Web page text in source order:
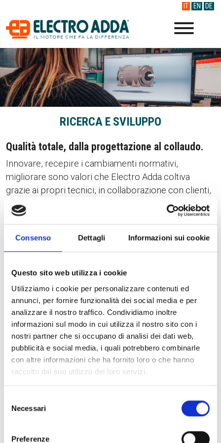
Consenso Dettagli Informazioni sui cookie
Questo sito web utilizza i cookie
Utilizziamo i cookie per personalizzare contenuti ed
annunci, per fornire funzionalità dei social media e per
analizzare il nostro traffico. Condividiamo inoltre
informazioni sul modo in cui utilizza il nostro sito con i
nostri partner che si occupano di analisi dei dati web,
pubblicità e social media, i quali potrebbero combinarle
con altre informazioni che ha fornito loro o che hanno
raccolto dal suo utilizzo dei loro servizi.
delNecessari
Preferenze
IT EN DE
RICERCA E SVILUPPO
Qualità totale, dalla progettazione al collaudo.
Innovare, recepire i cambiamenti normativi,
migliorare sono valori che Electro Adda coltiva
grazie ai propri tecnici, in collaborazione con clienti,
fornitori e le eccellenze universitarie italiane.
Progettazione parametrica 3D, calcolo elettrico
metodi innovativi, miglioramento dei processi
argomenti di ricerca e sviluppo sul quale la nostra
ingegneria sta operando.
Un mercato in continua evoluzione è il terreno su cui
Electro Adda si confronta ogni giorno, sotto il profilo
progettuale, organizzativo, tecnologico e produttivo.
Un impulso a progredire che si traduce in importanti
investimenti in ricerca e sviluppo, per essere
sempre all’altezza di una clientela internazionale alla
ricerca di soluzioni al passo con la tecnologia più
avanzata e all’avanguardia in termini di risparmio
energetico e compatibilità ambientale.
Un team di professionisti altamente specializzato,